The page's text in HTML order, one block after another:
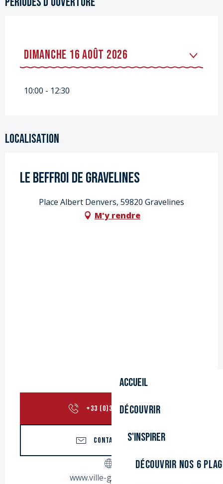
Accueil
Découvrir
S'inspirer
Découvrir nos 6
DIMANCHE 19 JUILLET 2026
DIMANCHE 16 AOÛT 2026
SEPTEMBRE 2026
10:00 - 12:30
Localisation
Le Beffroi de Gravelines
Place Albert Denvers, 59820 Gravelines
M'y rendre
+33 (0)3 28 24 99▒▒
CONTACTEZ-NOUS
www.ville-gravelines.fr